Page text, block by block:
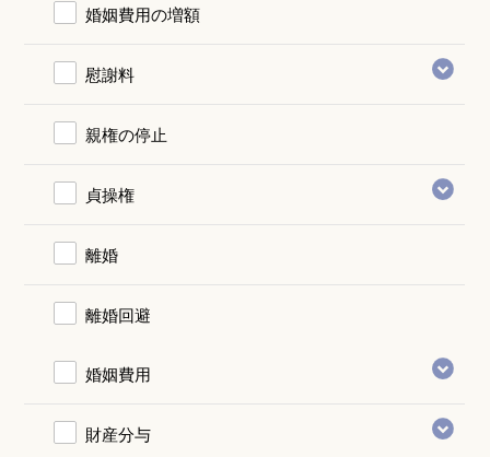
婚姻費用の増額
慰謝料
親権の停止
貞操権
離婚
離婚回避
婚姻費用
財産分与